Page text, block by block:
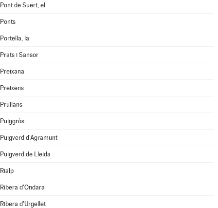
Pont de Suert, el
Ponts
Portella, la
Prats i Sansor
Preixana
Preixens
Prullans
Puiggròs
Puigverd d'Agramunt
Puigverd de Lleida
Rialp
Ribera d'Ondara
Ribera d'Urgellet